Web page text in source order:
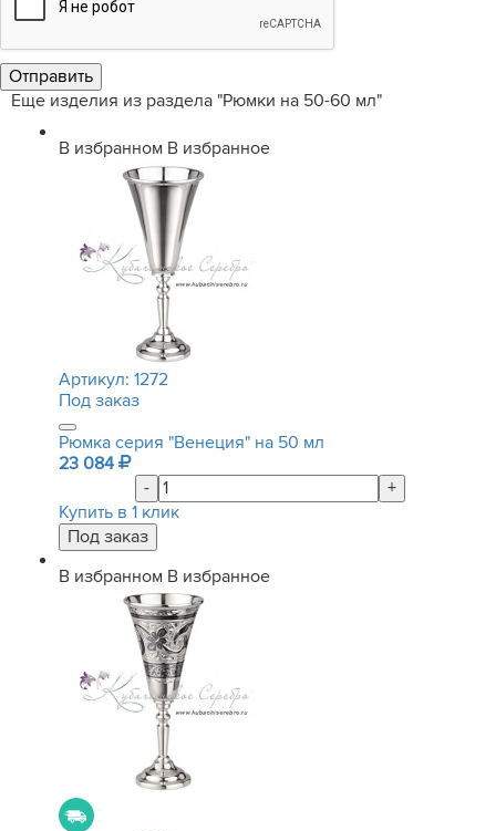
Еще изделия из раздела "Рюмки на 50-60 мл"
В избранном В избранное
Артикул: 1272
Под заказ
Рюмка серия "Венеция" на 50 мл
23 084
-
+
Купить в 1 клик
В избранном В избранное